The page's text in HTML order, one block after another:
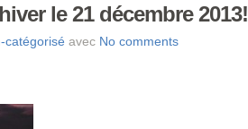
le 21 décembre 2013!
catégorisé avec No comments